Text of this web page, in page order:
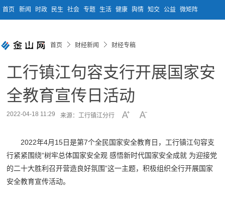
首页 新闻 时政 民生 社会 专题 生活 健康 舆情 知交 公益 微矩阵
首页 财经新闻 财经专稿
工行镇江句容支行开展国家安
全教育宣传日活动
2022-04-18 11:29 来源：工行镇江分行
2022年4月15日是第7个全民国家安全教育日，工行镇江句容支
行紧紧围绕“树牢总体国家安全观 感悟新时代国家安全成就 为迎接党
的二十大胜利召开营造良好氛围”这一主题，积极组织全行开展国家
安全教育宣传活动。